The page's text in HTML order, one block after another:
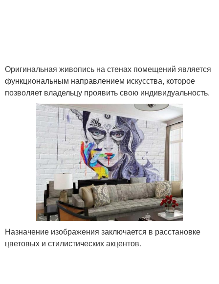
Оригинальная живопись на стенах помещений является
функциональным направлением искусства, которое
позволяет владельцу проявить свою индивидуальность.
Назначение изображения заключается в расстановке
цветовых и стилистических акцентов.